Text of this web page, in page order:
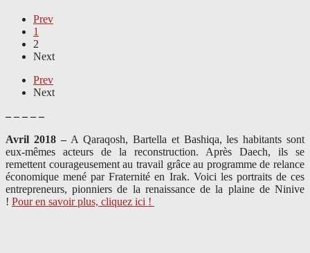
Prev
1
2
Next
Prev
Next
– – – – –
Avril 2018 – A Qaraqosh, Bartella et Bashiqa, les habitants sont
eux-mêmes acteurs de la reconstruction. Après Daech, ils se
remettent courageusement au travail grâce au programme de relance
économique mené par Fraternité en Irak. Voici les portraits de ces
entrepreneurs, pionniers de la renaissance de la plaine de Ninive
! Pour en savoir plus, cliquez ici !